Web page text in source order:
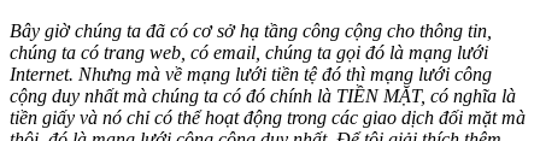
Bây giờ chúng ta đã có cơ sở hạ tầng công cộng cho thông tin,
chúng ta có trang web, có email, chúng ta gọi đó là mạng lưới
Internet. Nhưng mà về mạng lưới tiền tệ đó thì mạng lưới công
cộng duy nhất mà chúng ta có đó chính là TIỀN MẶT, có nghĩa là
tiền giấy và nó chỉ có thể hoạt động trong các giao dịch đối mặt mà